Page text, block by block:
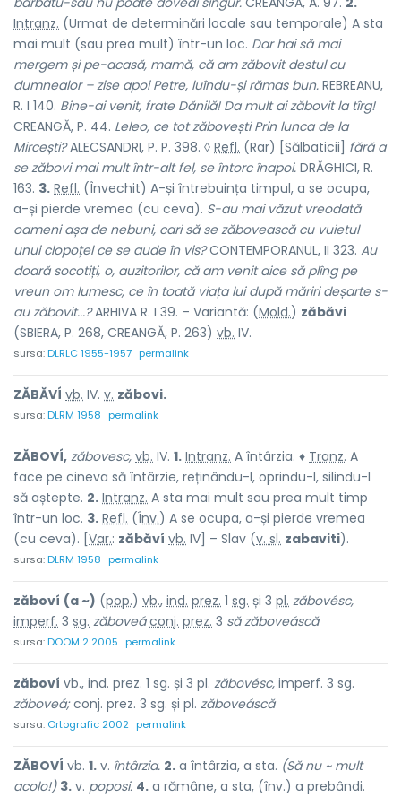
Intranz. (Urmat de determinări locale sau temporale) A sta
mai mult (sau prea mult) într-un loc. Dar hai să mai
mergem și pe-acasă, mamă, că am zăbovit destul cu
dumnealor – zise apoi Petre, luîndu-și rămas bun. REBREANU,
R. I 140. Bine-ai venit, frate Dănilă! Da mult ai zăbovit la tîrg!
CREANGĂ, P. 44. Leleo, ce tot zăbovești Prin lunca de la
Mircești?ALECSANDRI, P. P. 398. ◊ Refl. (Rar) [Sălbaticii] fără a
se zăbovi mai mult într-alt fel, se întorc înapoi. DRĂGHICI, R.
163. 3. Refl. (Învechit) A-și întrebuința timpul, a se ocupa,
a-și pierde vremea (cu ceva). S-au mai văzut vreodată
oameni așa de nebuni, cari să se zăbovească cu vuietul
unui clopoțel ce se aude în vis?CONTEMPORANUL, II 323. Au
doară socotiți, o, auzitorilor, că am venit aice să plîng pe
vreun om lumesc, ce în toată viața lui după măriri deșarte s-
au zăbovit...?ARHIVA R. I 39. – Variantă: (Mold.) zăbăvi
(SBIERA, P. 268, CREANGĂ, P. 263) vb. IV.
sursa:DLRLC 1955-1957 permalink
ZĂBĂVÍ vb. IV. v. zăbovi.
sursa:DLRM 1958 permalink
ZĂBOVÍ, zăbovesc, vb. IV. 1. Intranz. A întârzia. ♦ Tranz. A
face pe cineva să întârzie, reținându-l, oprindu-l, silindu-l
să aștepte. 2. Intranz. A sta mai mult sau prea mult timp
într-un loc. 3. Refl. (Înv.) A se ocupa, a-și pierde vremea
(cu ceva). [ Var.: zăbăví vb. IV] – Slav (v. sl. zabaviti).
sursa:DLRM 1958 permalink
zăboví (a ~) (pop.) vb., ind. prez. 1 sg. și 3 pl. zăbovésc,
imperf. 3 sg. zăboveá conj. prez. 3 să zăboveáscă
sursa:DOOM 2 2005 permalink
zăboví vb., ind. prez. 1 sg. și 3 pl. zăbovésc, imperf. 3 sg.
zăboveá;conj. prez. 3 sg. și pl. zăboveáscă
sursa: Ortografic 2002 permalink
ZĂBOVÍ vb. 1. v. întârzia. 2. a întârzia, a sta. (Să nu ~ mult
acolo!) 3. v. poposi. 4. a rămâne, a sta, (înv.) a prebândi.